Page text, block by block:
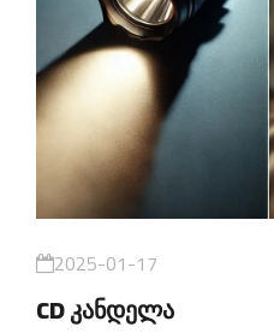
2025-01-17
CD კანდელა